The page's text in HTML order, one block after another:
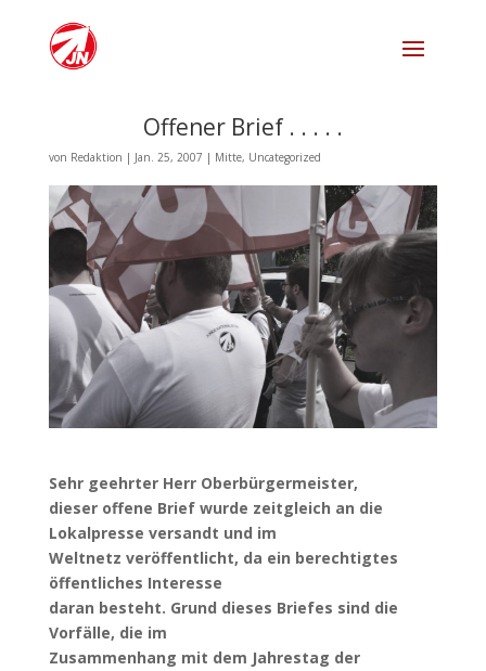
Offener Brief . . . . .
von Redaktion | Jan. 25, 2007 | Mitte, Uncategorized
Sehr geehrter Herr Oberbürgermeister,
dieser offene Brief wurde zeitgleich an die
Lokalpresse versandt und im
Weltnetz veröffentlicht, da ein berechtigtes
öffentliches Interesse
daran besteht. Grund dieses Briefes sind die
Vorfälle, die im
Zusammenhang mit dem Jahrestag der